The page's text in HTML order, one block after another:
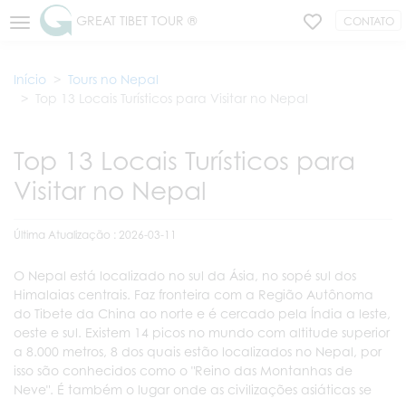
GREAT TIBET TOUR ® CONTATO
Início
Tours no Nepal
Top 13 Locais Turísticos para Visitar no Nepal
Top 13 Locais Turísticos para
Visitar no Nepal
Última Atualização : 2026-03-11
O Nepal está localizado no sul da Ásia, no sopé sul dos
Himalaias centrais. Faz fronteira com a Região Autônoma
do Tibete da China ao norte e é cercado pela Índia a leste,
oeste e sul. Existem 14 picos no mundo com altitude superior
a 8.000 metros, 8 dos quais estão localizados no Nepal, por
isso são conhecidos como o "Reino das Montanhas de
Neve". É também o lugar onde as civilizações asiáticas se